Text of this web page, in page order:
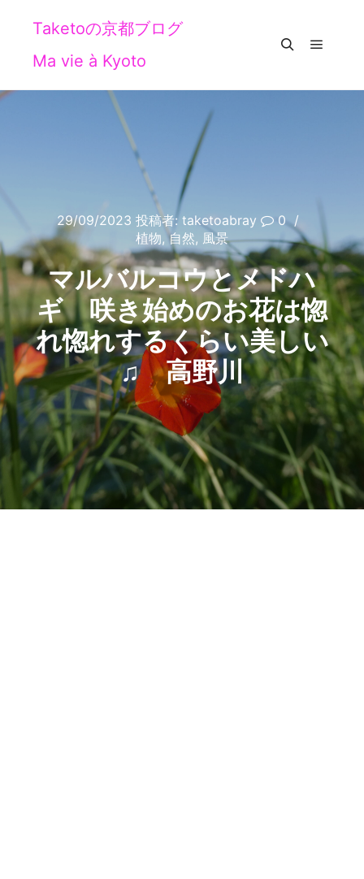
Taketoの京都ブログ
Ma vie à Kyoto
29/09/2023 投稿者: taketoabray
0
植物, 自然, 風景
マルバルコウとメドハ
ギ 咲き始めのお花は惚
れ惚れするくらい美しい
♫ 高野川